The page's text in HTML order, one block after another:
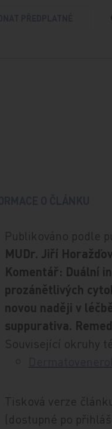
Publikováno podle
MUDr. Jiří
Komentář: Duální
prozánětlivých
novou naději v
suppurativa.
Související okruhy
Tisková verze
(dostupné po